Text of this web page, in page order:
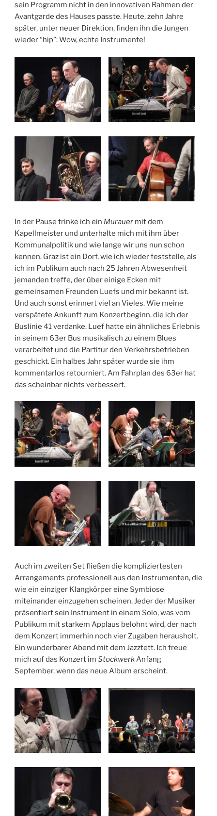
sein Programm nicht in den innovativen Rahmen der
Avantgarde des Hauses passte. Heute, zehn Jahre
später, unter neuer Direktion, finden ihn die Jungen
wieder “hip”: Wow, echte Instrumente!
In der Pause trinke ich ein Murauer mit dem
Kapellmeister und unterhalte mich mit ihm über
Kommunalpolitik und wie lange wir uns nun schon
kennen. Graz ist ein Dorf, wie ich wieder feststelle, als
ich im Publikum auch nach 25 Jahren Abwesenheit
jemanden treffe, der über einige Ecken mit
gemeinsamen Freunden Luefs und mir bekannt ist.
Und auch sonst erinnert viel an Vieles. Wie meine
verspätete Ankunft zum Konzertbeginn, die ich der
Buslinie 41 verdanke. Luef hatte ein ähnliches Erlebnis
in seinem 63er Bus musikalisch zu einem Blues
verarbeitet und die Partitur den Verkehrsbetrieben
geschickt. Ein halbes Jahr später wurde sie ihm
kommentarlos retourniert. Am Fahrplan des 63er hat
das scheinbar nichts verbessert.
Auch im zweiten Set fließen die kompliziertesten
Arrangements professionell aus den Instrumenten, die
wie ein einziger Klangkörper eine Symbiose
miteinander einzugehen scheinen. Jeder der Musiker
präsentiert sein Instrument in einem Solo, was vom
Publikum mit starkem Applaus belohnt wird, der nach
dem Konzert immerhin noch vier Zugaben herausholt.
Ein wunderbarer Abend mit dem Jazztett. Ich freue
mich auf das Konzert im StockwerkAnfang
September, wenn das neue Album erscheint.